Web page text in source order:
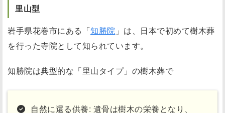
里山型
岩手県花巻市にある「知勝院 」は、日本で初めて樹木葬
を行った寺院として知られています。
知勝院は典型的な「里山タイプ」の樹木葬で
自然に還る供養: 遺骨は樹木の栄養となり、